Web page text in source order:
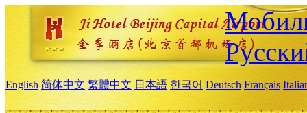
English 简体中文 繁體中文 日本語 한국어 Deutsch Français